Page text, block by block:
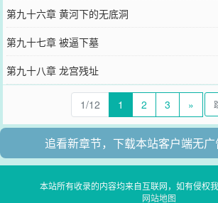
第九十六章 黄河下的无底洞
第九十七章 被逼下墓
第九十八章 龙宫残址
1/12 1 2 3 »
追看新章节，下载本站客户端无
本站所有收录的内容均来自互联网，如有侵权我
网站地图